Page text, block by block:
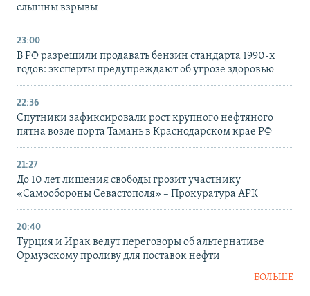
слышны взрывы
23:00
В РФ разрешили продавать бензин стандарта 1990-х
годов: эксперты предупреждают об угрозе здоровью
22:36
Спутники зафиксировали рост крупного нефтяного
пятна возле порта Тамань в Краснодарском крае РФ
21:27
До 10 лет лишения свободы грозит участнику
«Самообороны Севастополя» – Прокуратура АРК
20:40
Турция и Ирак ведут переговоры об альтернативе
Ормузскому проливу для поставок нефти
БОЛЬШЕ